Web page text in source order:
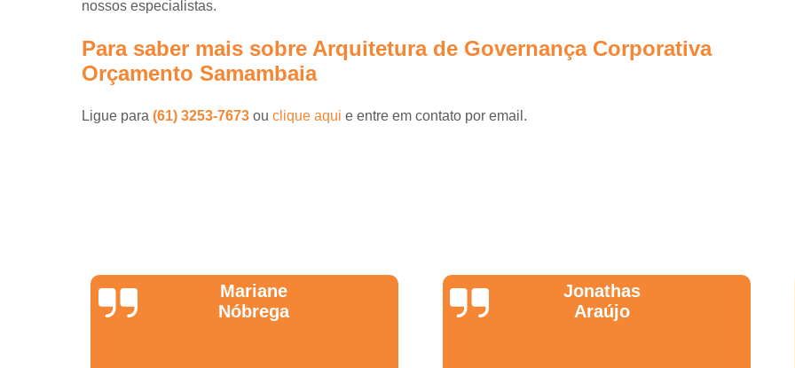
Empresa de Gerenciamento
Escritório de Arquitetura para
Gerenciadoras
nossos especialistas.
Para saber mais sobre Arquitetura de Governança Corporativa
Orçamento Samambaia
Ligue para (61) 3253-7673 ou clique aqui e entre em contato por email.
Jonathas
Araújo
Wanessa
Marques